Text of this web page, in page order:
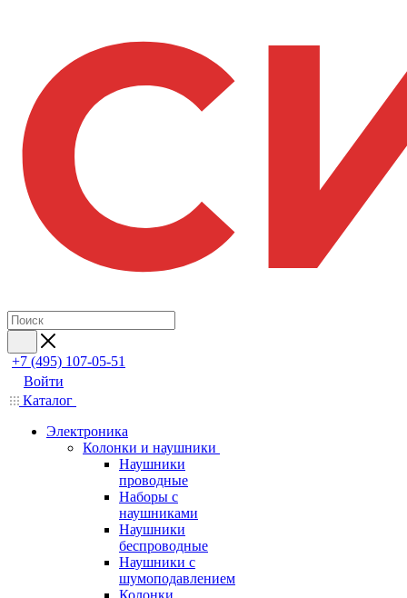
+7 (495) 107-05-51
Войти
Каталог
Электроника
Колонки и наушники
Наушники
проводные
Наборы с
наушниками
Наушники
беспроводные
Наушники с
шумоподавлением
Колонки